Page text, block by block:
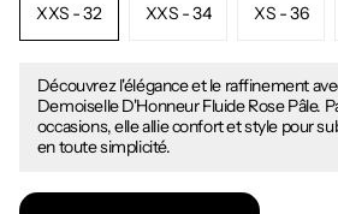
XXS - 32 XXS - 34 XS - 36
Découvrez l'élégance et le raffinement
Demoiselle D'Honneur Fluide Rose Pâle.
occasions, elle allie confort et style pour
en toute simplicité.